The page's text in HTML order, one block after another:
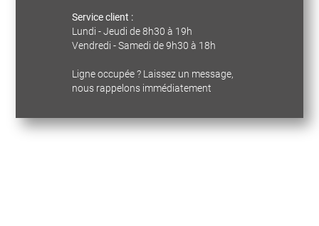
Service client :
Lundi - Jeudi de 8h30 à 19h
Vendredi - Samedi de 9h30 à 18h
Ligne occupée ? Laissez un message,
nous rappelons immédiatement